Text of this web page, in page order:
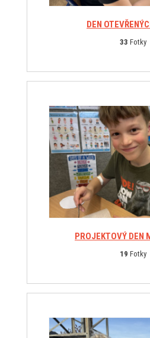
DEN
33 Fotky
PROJEKTOVÝ DEN
19 Fotky